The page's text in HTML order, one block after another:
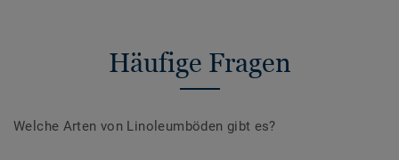
Häufige Fragen
Welche Arten von Linoleumböden gibt es?